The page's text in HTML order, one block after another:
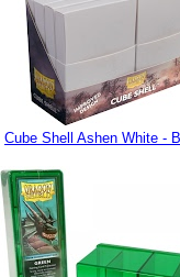
Cube Shell Ashen White -